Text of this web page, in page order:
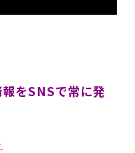
をSNSで常に発